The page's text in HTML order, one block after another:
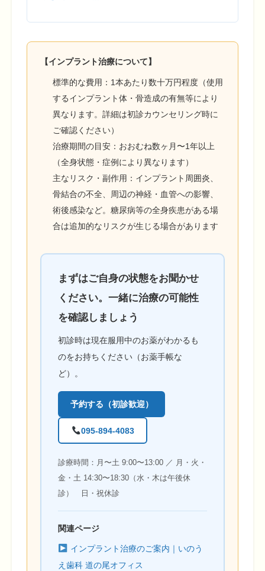
【インプラント治療について】
標準的な費用：1本あたり数十万円程度（使用
するインプラント体・骨造成の有無等により
異なります。詳細は初診カウンセリング時に
ご確認ください）
治療期間の目安：おおむね数ヶ月〜1年以上
（全身状態・症例により異なります）
主なリスク・副作用：インプラント周囲炎、
骨結合の不全、周辺の神経・血管への影響、
術後感染など。糖尿病等の全身疾患がある場
合は追加的なリスクが生じる場合があります
まずはご自身の状態をお聞かせ
ください。一緒に治療の可能性
を確認しましょう
初診時は現在服用中のお薬がわかるも
のをお持ちください（お薬手帳な
ど）。
予約する（初診歓迎）
095-894-4083
診療時間：月〜土 9:00〜13:00 ／ 月・火・
金・土 14:30〜18:30（水・木は午後休
診） 日・祝休診
関連ページ
インプラント治療のご案内｜いのう
え歯科 道の尾オフィス